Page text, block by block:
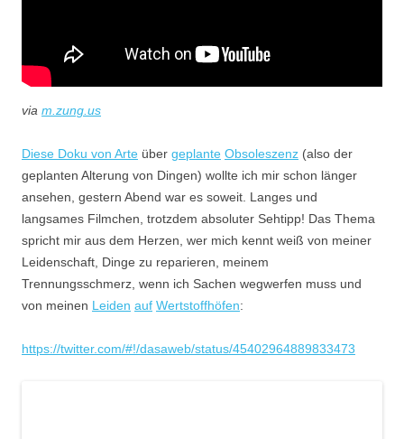
via m.zung.us
Diese Doku von Arte über geplante Obsoleszenz (also der
geplanten Alterung von Dingen) wollte ich mir schon länger
ansehen, gestern Abend war es soweit. Langes und
langsames Filmchen, trotzdem absoluter Sehtipp! Das Thema
spricht mir aus dem Herzen, wer mich kennt weiß von meiner
Leidenschaft, Dinge zu reparieren, meinem
Trennungsschmerz, wenn ich Sachen wegwerfen muss und
von meinen Leiden auf Wertstoffhöfen:
https://twitter.com/#!/dasaweb/status/45402964889833473